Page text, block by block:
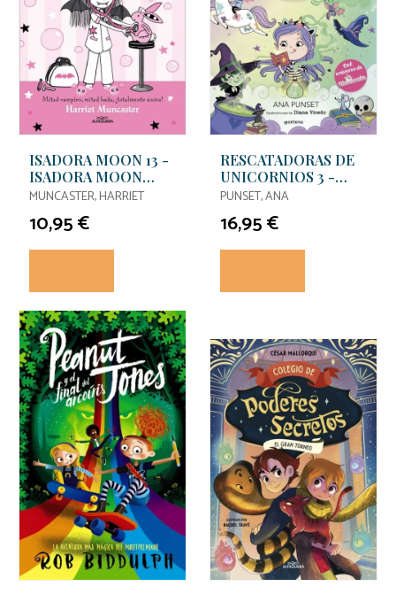
ISADORA MOON 13 -
ISADORA MOON
JUEGA A SER
MUNCASTER, HARRIET
10,95 €
RESCATADORAS DE
UNICORNIOS 3 -
VIAJE AL PAÍS DE LAS
PUNSET, ANA
16,95 €